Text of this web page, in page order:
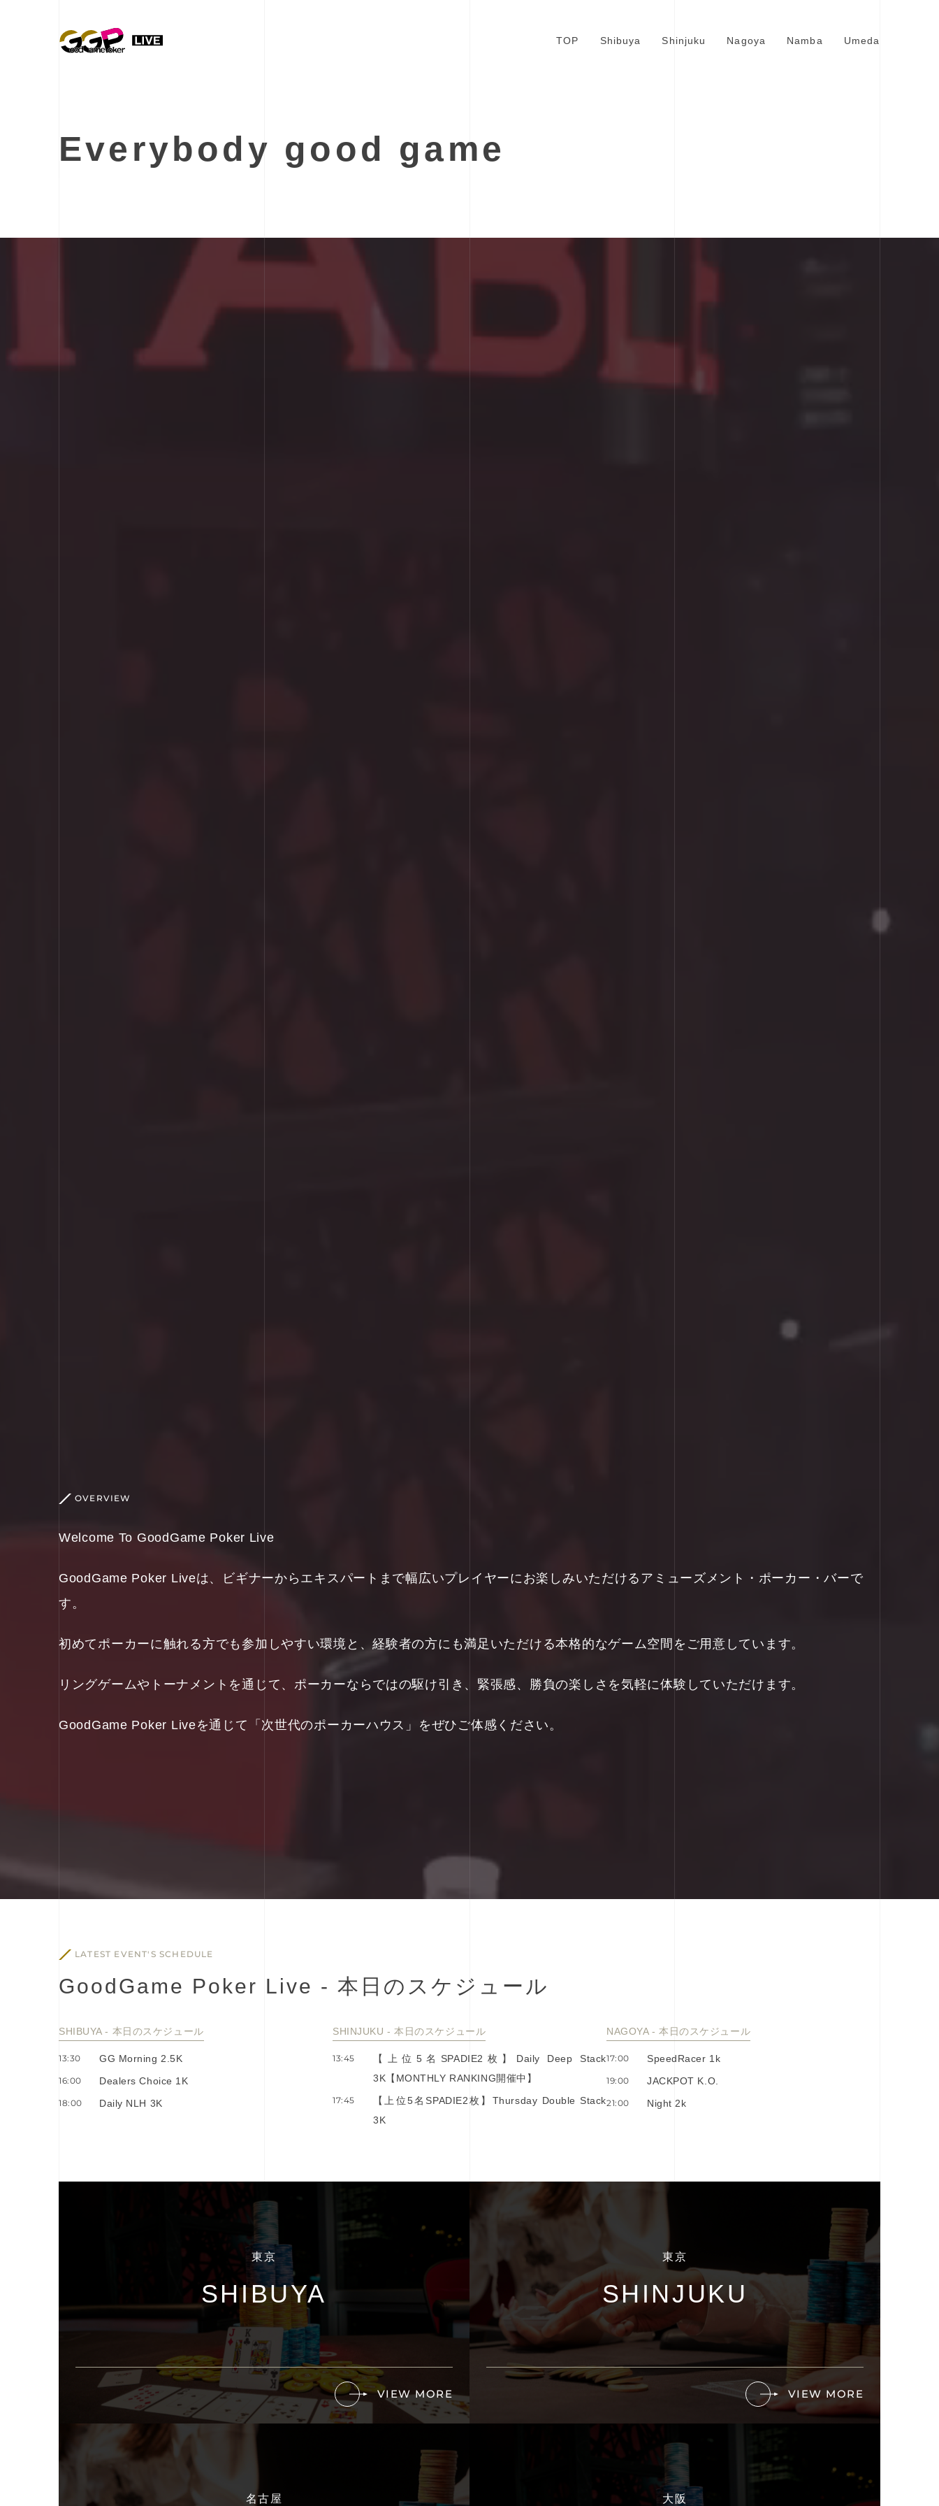
TOP Shibuya Shinjuku Nagoya Namba Umeda
Everybody good game
OVERVIEW
Welcome To GoodGame Poker Live
GoodGame Poker Liveは、ビギナーからエキスパートまで幅広いプレイヤーにお楽しみいただけるアミューズメント・ポーカー・バーで
す。
初めてポーカーに触れる方でも参加しやすい環境と、経験者の方にも満足いただける本格的なゲーム空間をご用意しています。
リングゲームやトーナメントを通じて、ポーカーならではの駆け引き、緊張感、勝負の楽しさを気軽に体験していただけます。
GoodGame Poker Liveを通じて「次世代のポーカーハウス」をぜひご体感ください。
LATEST EVENT'S SCHEDULE
Good Game Po ker Live - 本 ⽇ の ス ケ ジ ュ ー ル
SHIBUYA - 本⽇のスケジュール
13:30 GG Morning 2.5K
16:00 Dealers Choice 1K
18:00 Daily NLH 3K
SHINJUKU - 本⽇のスケジュール
13:45
【上位5名SPADIE2枚】Daily Deep Stack
3K【MONTHLY RANKING開催中】
17:45
【上位5名SPADIE2枚】Thursday Double Stack
3K
NAGOYA - 本⽇のスケジュール
17:00 SpeedRacer 1k
19:00 JACKPOT K.O.
21:00 Night 2k
東京
SHIBUYA
VIEW MORE
東京
SHINJUKU
VIEW MORE
名古屋 大阪